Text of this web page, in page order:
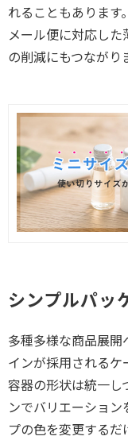
れることもあります。
メール便に対応し
の削減にもつながり
シンプルパッ
多種多様な商品展
インが採用されるケ
容器の形状は統一し
ンでバリエーショ
プの色を変更する